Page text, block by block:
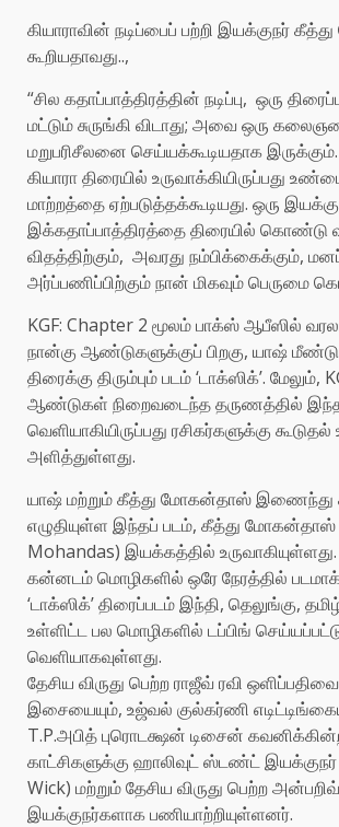
கியாராவின் நடிப்பைப் பற்றி இயக்குநர்
கூறியதாவது..,
“சில கதாப்பாத்திரத்தின் நடிப்பு, ஒரு
மட்டும் சுருங்கி விடாது; அவை ஒரு
மறுபரிசீலனை செய்யக்கூடியதாக
கியாரா திரையில் உருவாக்கியிருப்பது
மாற்றத்தை ஏற்படுத்தக்கூடியது. ஒரு
இக்கதாப்பாத்திரத்தை திரையில் கொண்டு
விதத்திற்கும், அவரது நம்பிக்கைக்கும்,
அர்ப்பணிப்பிற்கும் நான் மிகவும் பெருமை
KGF: Chapter 2 மூலம் பாக்ஸ் ஆபீஸில்
நான்கு ஆண்டுகளுக்குப் பிறகு, யாஷ்
திரைக்கு திரும்பும் படம் ‘டாக்ஸிக்’. மேலும்,
ஆண்டுகள் நிறைவடைந்த தருணத்தில் இந்த
வெளியாகியிருப்பது ரசிகர்களுக்கு
அளித்துள்ளது.
யாஷ் மற்றும் கீத்து மோகன்தாஸ்
எழுதியுள்ள இந்தப் படம், கீத்து மோகன்தாஸ்
Mohandas) இயக்கத்தில்
கன்னடம் மொழிகளில் ஒரே நேரத்தில்
‘டாக்ஸிக்’ திரைப்படம் இந்தி, தெலுங்கு,
உள்ளிட்ட பல மொழிகளில் டப்பிங்
வெளியாகவுள்ளது.
தேசிய விருது பெற்ற ராஜீவ் ரவி
இசையையும், உஜ்வல் குல்கர்ணி
T.P.அபித் புரொடக்ஷன் டிசைன்
காட்சிகளுக்கு ஹாலிவுட் ஸ்டண்ட் இயக்குநர்
Wick) மற்றும் தேசிய விருது பெற்ற
இயக்குநர்களாக பணியாற்றியுள்ளனர்.